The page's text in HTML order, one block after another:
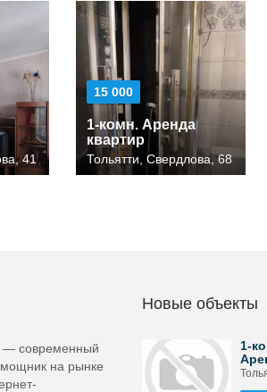
41
15 000
1-комн. Аренда
квартир
Тольятти, Свердлова, 68
— современный
на рынке
Новые объекты
1-